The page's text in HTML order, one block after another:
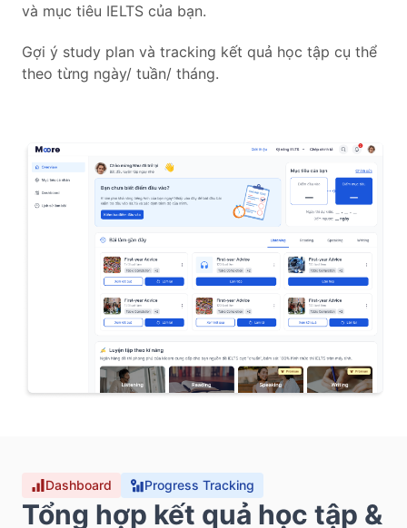
và mục tiêu IELTS của bạn.
Gợi ý study plan và tracking kết quả học tập cụ thể
theo từng ngày/ tuần/ tháng.
Dashboard Progress Tracking
Tổng hợp kết quả học tập &